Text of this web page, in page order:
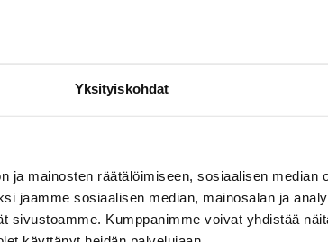
Yksityiskohdat
ja mainosten räätälöimiseen, sosiaalisen median
jaamme sosiaalisen median, mainosalan ja
sivustoamme. Kumppanimme voivat yhdistää
rakentuu pitkäjänteisestä
-kestävyyskriteeristö selvästi tukee, iloitsee